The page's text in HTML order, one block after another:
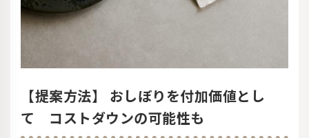
【提案方法】 おしぼりを付加価値とし
て コストダウンの可能性も